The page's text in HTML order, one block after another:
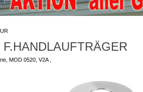
MOD 0520, V2A ,